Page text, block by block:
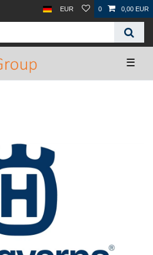
EUR 0 0,00 EUR
☰